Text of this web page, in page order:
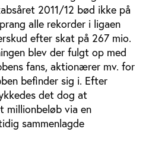
2011/12 bød ikke på
alle rekorder i ligaen
efter skat på 267 mio.
blev der fulgt op med
fans, aktionærer mv. for
befinder sig i. Efter
det dog at
via en
sammenlagde